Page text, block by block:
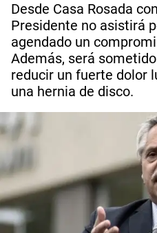
Desde Casa Rosada
Presidente no asistirá
agendado un
Además, será
reducir un fuerte dolor
una hernia de disco.